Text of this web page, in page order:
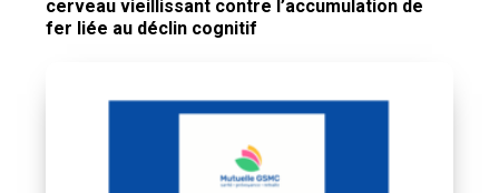
cerveau vieillissant contre l’accumulation de
fer liée au déclin cognitif